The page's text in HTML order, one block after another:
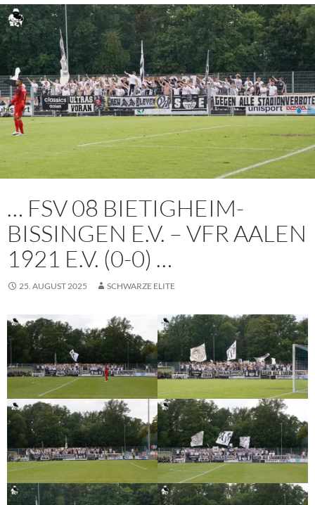
… FSV 08 BIETIGHEIM-
BISSINGEN E.V. – VFR AALEN
1921 E.V. (0-0) …
25. AUGUST 2025 SCHWARZE ELITE